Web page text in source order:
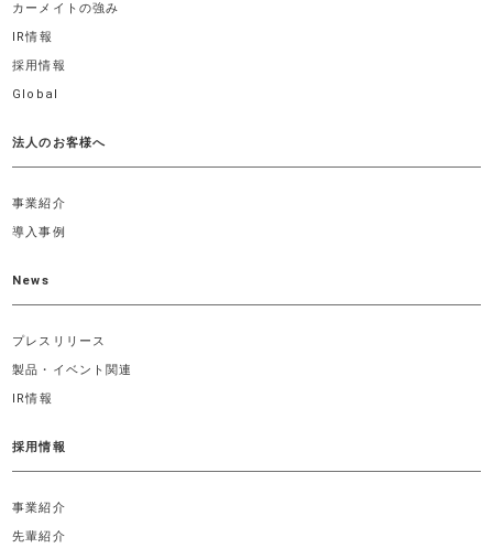
カーメイトの強み
IR情報
採用情報
Global
法人のお客様へ
事業紹介
導入事例
News
プレスリリース
製品・イベント関連
IR情報
採用情報
事業紹介
先輩紹介